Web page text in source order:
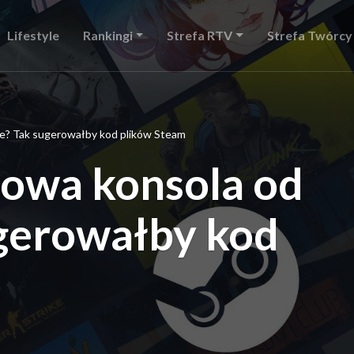
Lifestyle Rankingi Strefa RTV Strefa Twórcy
Tak sugerowałby kod plików Steam
konsola od
kod